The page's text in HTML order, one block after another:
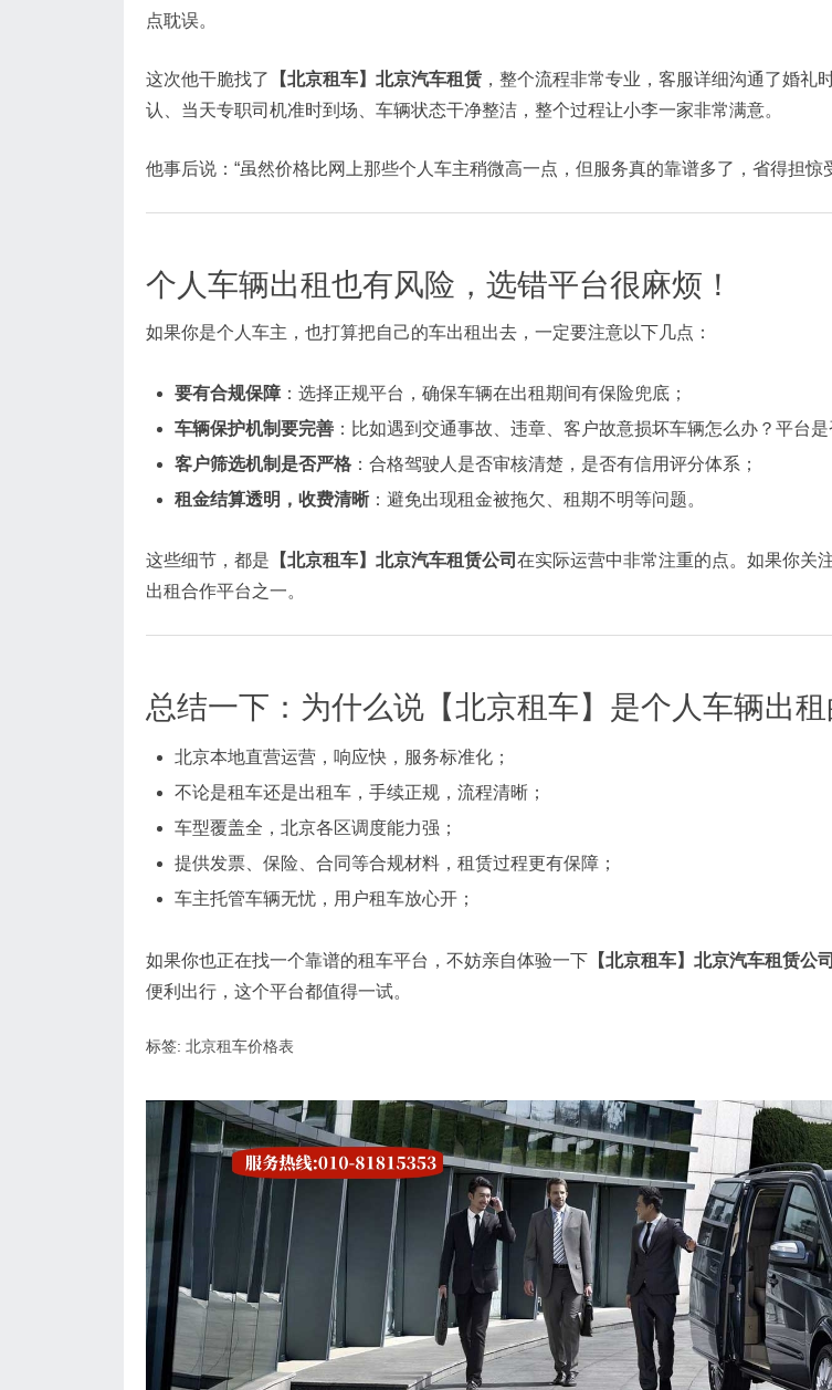
点耽误。
这次他干脆找了 【北京租车】北京汽车租赁 ，整个流程非常专业，客服详细沟通了婚
认、当天专职司机准时到场、车辆状态干净整洁，整个过程让小李一家非常满意。
他事后说：“虽然价格比网上那些个人车主稍微高一点，但服务真的靠谱多了，省得担惊
个人车辆出租也有风险，选错平台很麻烦！
如果你是个人车主，也打算把自己的车出租出去，一定要注意以下几点：
要有合规保障：选择正规平台，确保车辆在出租期间有保险兜底；
车辆保护机制要完善：比如遇到交通事故、违章、客户故意损坏车辆怎么办？平台是
客户筛选机制是否严格：合格驾驶人是否审核清楚，是否有信用评分体系；
租金结算透明，收费清晰：避免出现租金被拖欠、租期不明等问题。
这些细节，都是 【北京租车】北京汽车租赁公司 在实际运营中非常注重的点。如果你关
出租合作平台之一。
总结一下：为什么说【北京租车】是个人车辆出租
北京本地直营运营，响应快，服务标准化；
不论是租车还是出租车，手续正规，流程清晰；
车型覆盖全，北京各区调度能力强；
提供发票、保险、合同等合规材料，租赁过程更有保障；
车主托管车辆无忧，用户租车放心开；
如果你也正在找一个靠谱的租车平台，不妨亲自体验一下 【北京租车】北京汽车租赁公司
便利出行，这个平台都值得一试。
标签: 北京租车价格表